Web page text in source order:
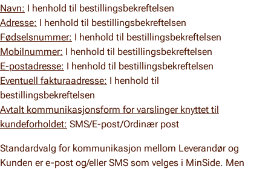
Navn: I henhold til bestillingsbekreftelsen
Adresse: I henhold til bestillingsbekreftelsen
Fødselsnummer: I henhold til bestillingsbekreftelsen
Mobilnummer: I henhold til bestillingsbekreftelsen
E-postadresse: I henhold til bestillingsbekreftelsen
Eventuell fakturaadresse: I henhold til
bestillingsbekreftelsen
Avtalt kommunikasjonsform for varslinger knyttet til
kundeforholdet: SMS/E-post/Ordinær post
Standardvalg for kommunikasjon mellom Leverandør og
Kunden er e-post og/eller SMS som velges i MinSide. Men